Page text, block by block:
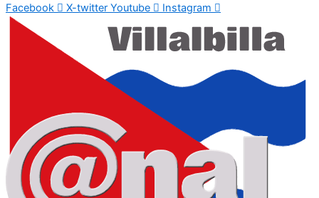
Facebook
X-twitter Youtube Instagram